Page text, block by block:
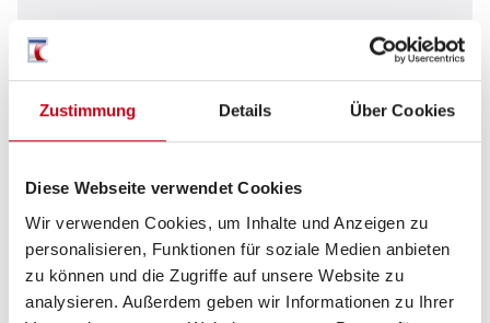
Zustimmung Details Über Cookies
Diese Webseite verwendet Cookies
Wir verwenden Cookies, um Inhalte und Anzeigen zu
personalisieren, Funktionen für soziale Medien anbieten
zu können und die Zugriffe auf unsere Website zu
analysieren. Außerdem geben wir Informationen zu Ihrer
Führerschein Klasse B notwendig, Klasse C
Was wir bieten
Eine umfassende Einarbeitung in verschiedene
Gewerke
Eine langfristige Anstellung mit regelmäßigen